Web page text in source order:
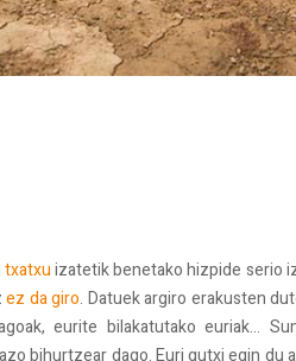
txatxuizatetik benetako hizpide serio
ez da giro. Datuek argiro erakusten
eurite bilakatutako euriak...